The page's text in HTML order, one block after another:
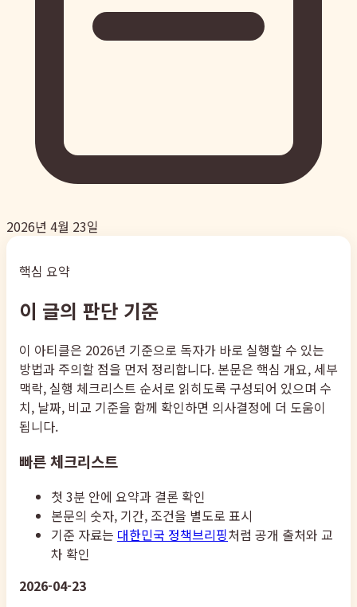
2026년 4월 23일
핵심 요약
이 글의 판단 기준
이 아티클은 2026년 기준으로 독자가 바로 실행할 수 있는
방법과 주의할 점을 먼저 정리합니다. 본문은 핵심 개요, 세부
맥락, 실행 체크리스트 순서로 읽히도록 구성되어 있으며 수
치, 날짜, 비교 기준을 함께 확인하면 의사결정에 더 도움이
됩니다.
빠른 체크리스트
첫 3분 안에 요약과 결론 확인
본문의 숫자, 기간, 조건을 별도로 표시
기준 자료는 대한민국 정책브리핑처럼 공개 출처와 교
차 확인
2026-04-23